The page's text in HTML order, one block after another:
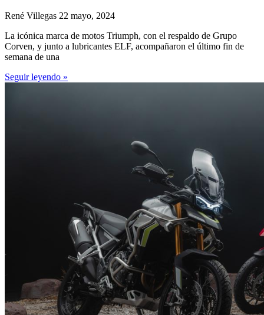
René Villegas 22 mayo, 2024
La icónica marca de motos Triumph, con el respaldo de Grupo
Corven, y junto a lubricantes ELF, acompañaron el último fin de
semana de una
Seguir leyendo »